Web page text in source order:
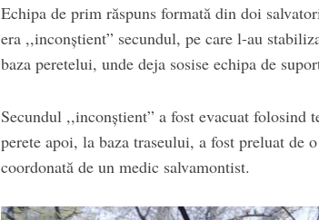
Echipa de prim răspuns formată din doi
era ,,inconștient” secundul, pe care l-au
baza peretelui, unde deja sosise echipa de
Secundul ,,inconștient” a fost evacuat folosind
perete apoi, la baza traseului, a fost preluat de
coordonată de un medic salvamontist.